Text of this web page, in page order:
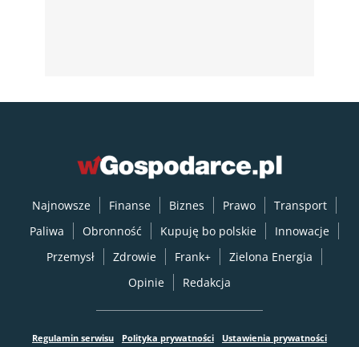
Najnowsze Finanse Biznes Prawo
Transport
Paliwa
Obronność Kupuję bo polskie
Innowacje
Przemysł
Zdrowie Frank+
Zielona Energia
Opinie
Redakcja
Regulamin serwisu Polityka prywatności Ustawienia prywatności